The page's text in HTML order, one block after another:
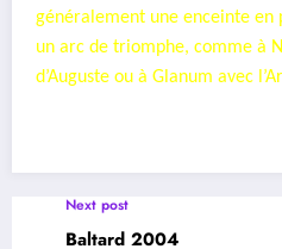
généralement une enceinte en
un arc de triomphe, comme à
d’Auguste ou à Glanum avec
Next post
Baltard 2004